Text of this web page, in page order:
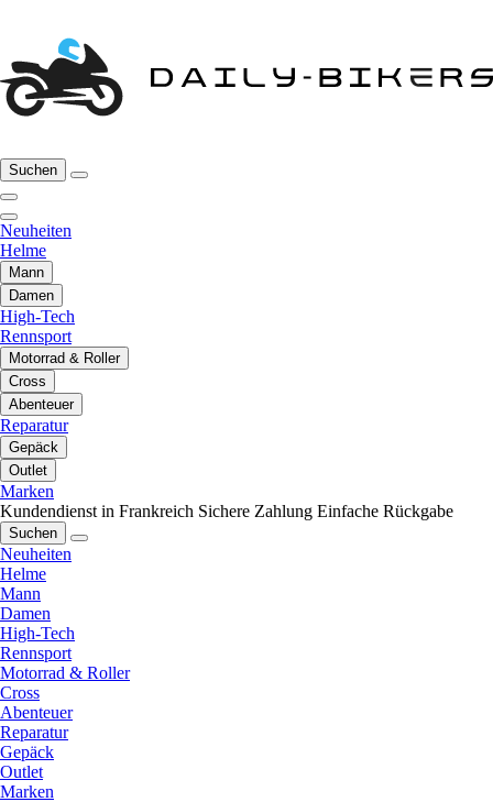
Suchen
Neuheiten
Helme
Mann
Damen
High-Tech
Rennsport
Motorrad & Roller
Cross
Abenteuer
Reparatur
Gepäck
Outlet
Marken
Kundendienst in Frankreich Sichere Zahlung Einfache Rückgabe
Suchen
Neuheiten
Helme
Mann
Damen
High-Tech
Rennsport
Motorrad & Roller
Cross
Abenteuer
Reparatur
Gepäck
Outlet
Marken